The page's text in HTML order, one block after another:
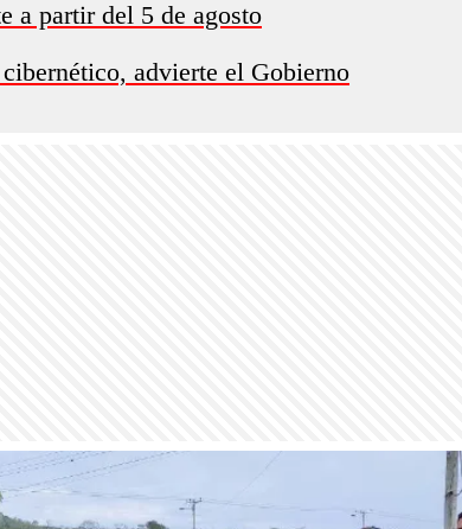
a partir del 5 de agosto
advierte el Gobierno